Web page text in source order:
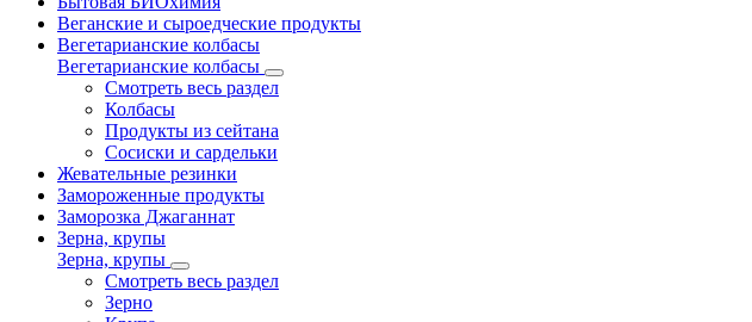
Веганские и сыроедческие продукты
Вегетарианские колбасы
Вегетарианские колбасы
Смотреть весь раздел
Колбасы
Продукты из сейтана
Сосиски и сардельки
Жевательные резинки
Замороженные продукты
Заморозка Джаганнат
Зерна, крупы
Зерна, крупы
Смотреть весь раздел
Зерно